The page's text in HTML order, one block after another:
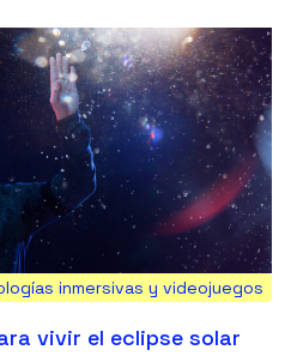
inmersivas y videojuegos
vivir el eclipse solar